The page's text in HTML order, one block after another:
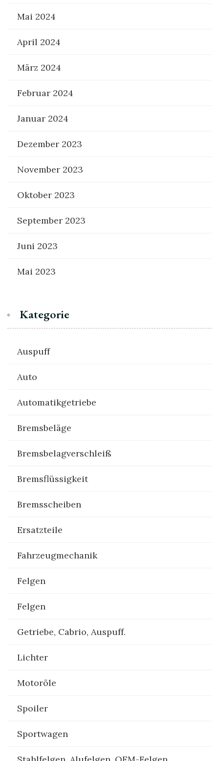
Mai 2024
April 2024
März 2024
Februar 2024
Januar 2024
Dezember 2023
November 2023
Oktober 2023
September 2023
Juni 2023
Mai 2023
Kategorie
Auspuff
Auto
Automatikgetriebe
Bremsbeläge
Bremsbelagverschleiß
Bremsflüssigkeit
Bremsscheiben
Ersatzteile
Fahrzeugmechanik
Felgen
Felgen
Getriebe, Cabrio, Auspuff.
Lichter
Motoröle
Spoiler
Sportwagen